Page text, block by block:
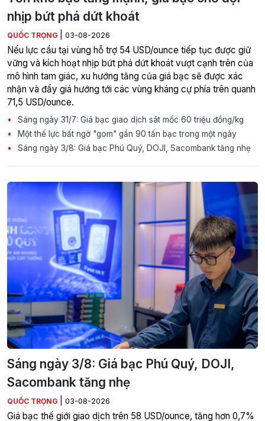
nhịp bứt phá dứt khoát
QUỐC TRỌNG 03-08-2026
Nếu lực cầu tại vùng hỗ trợ 54 USD/ounce tiếp tục được giữ
vững và kích hoạt nhịp bứt phá dứt khoát vượt cạnh trên của
mô hình tam giác, xu hướng tăng của giá bạc sẽ được xác
nhận và đẩy giá hướng tới các vùng kháng cự phía trên quanh
71,5 USD/ounce.
Sáng ngày 31/7: Giá bạc giao dịch sát mốc 60 triệu đồng/kg
Một thế lực bất ngờ "gom" gần 90 tấn bạc trong một ngày
Sáng ngày 3/8: Giá bạc Phú Quý, DOJI, Sacombank tăng nhẹ
Sáng ngày 3/8: Giá bạc Phú Quý, DOJI,
Sacombank tăng nhẹ
QUỐC TRỌNG 03-08-2026
Giá bạc thế giới giao dịch trên 58 USD/ounce, tăng hơn 0,7%